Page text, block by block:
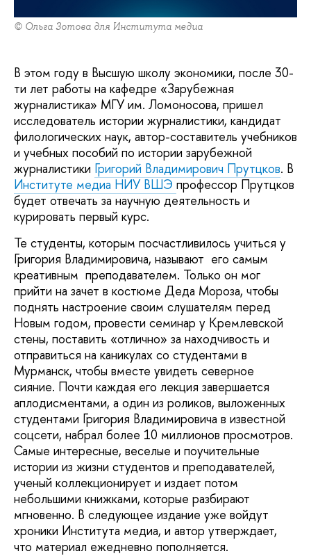
© Ольга Зотова для Института медиа
В этом году в Высшую школу экономики, после 30-
ти лет работы на кафедре «Зарубежная
журналистика» МГУ им. Ломоносова, пришел
исследователь истории журналистики, кандидат
филологических наук, автор-составитель учебников
и учебных пособий по истории зарубежной
журналистики Григорий Владимирович Прутцков. В
Институте медиа НИУ ВШЭ профессор Прутцков
будет отвечать за научную деятельность и
курировать первый курс.
Те студенты, которым посчастливилось учиться у
Григория Владимировича, называют его самым
креативным преподавателем. Только он мог
прийти на зачет в костюме Деда Мороза, чтобы
поднять настроение своим слушателям перед
Новым годом, провести семинар у Кремлевской
стены, поставить «отлично» за находчивость и
отправиться на каникулах со студентами в
Мурманск, чтобы вместе увидеть северное
сияние. Почти каждая его лекция завершается
аплодисментами, а один из роликов, выложенных
студентами Григория Владимировича в известной
соцсети, набрал более 10 миллионов просмотров.
Самые интересные, веселые и поучительные
истории из жизни студентов и преподавателей,
ученый коллекционирует и издает потом
небольшими книжками, которые разбирают
мгновенно. В следующее издание уже войдут
хроники Института медиа, и автор утверждает,
что материал ежедневно пополняется.